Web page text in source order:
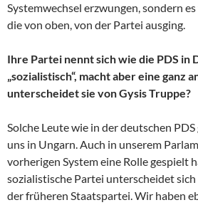
Systemwechsel erzwungen, sondern
die von oben, von der Partei ausging.
Ihre Partei nennt sich wie die PDS in
„sozialistisch“, macht aber eine ganz
unterscheidet sie von Gysis Truppe?
Solche Leute wie in der deutschen
uns in Ungarn. Auch in unserem
vorherigen System eine Rolle gespielt
sozialistische Partei unterscheidet
der früheren Staatspartei. Wir haben